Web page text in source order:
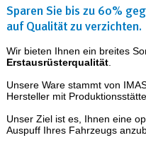
Sparen Sie bis zu 60%
auf Qualität zu verzichten.
Wir bieten Ihnen ein breites
Erstausrüsterqualität.
Unsere Ware stammt von
Hersteller mit
Unser Ziel ist es, Ihnen eine
Auspuff Ihres Fahrzeugs